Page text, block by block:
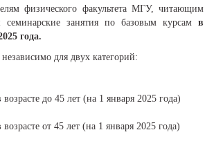
физического факультета МГУ, читающим
занятия по базовым курсам в
года.
для двух категорий:
возрасте до 45 лет (на 1 января 2025 года)
возрасте от 45 лет (на 1 января 2025 года)